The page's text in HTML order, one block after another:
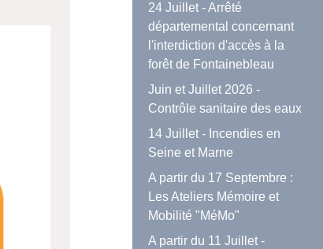
24 Juillet - Arrêté
départemental concernant
l'interdiction d'accès à la
forêt de Fontainebleau
Juin et Juillet 2026 -
Contrôle sanitaire des eaux
14 Juillet - Incendies en
Seine et Marne
A partir du 17 Septembre :
Les Ateliers Mémoire et
Mobilité "MéMo"
A partir du 11 Juillet -